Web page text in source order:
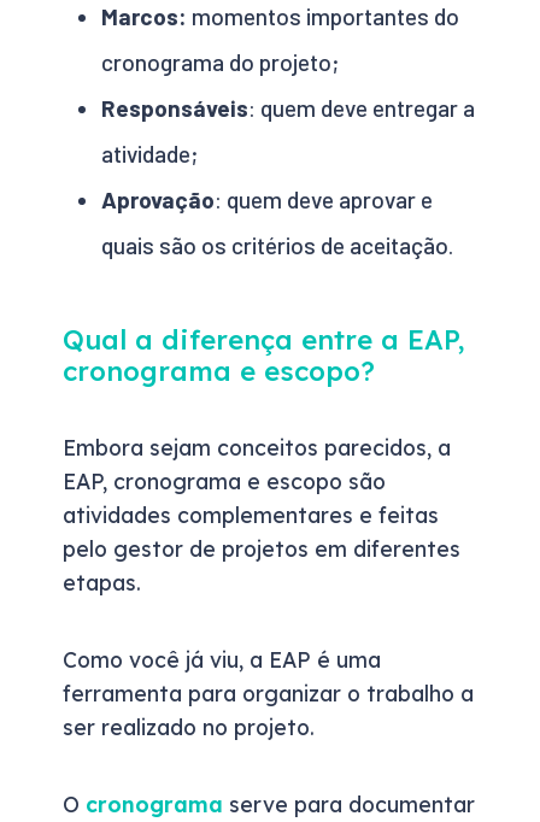
Marcos: momentos importantes do
cronograma do projeto;
Responsáveis: quem deve entregar a
atividade;
Aprovação: quem deve aprovar e
quais são os critérios de aceitação.
Qual a diferença entre a EAP,
cronograma e escopo?
Embora sejam conceitos parecidos, a
EAP, cronograma e escopo são
atividades complementares e feitas
pelo gestor de projetos em diferentes
etapas.
Como você já viu, a EAP é uma
ferramenta para organizar o trabalho a
ser realizado no projeto.
O cronograma serve para documentar